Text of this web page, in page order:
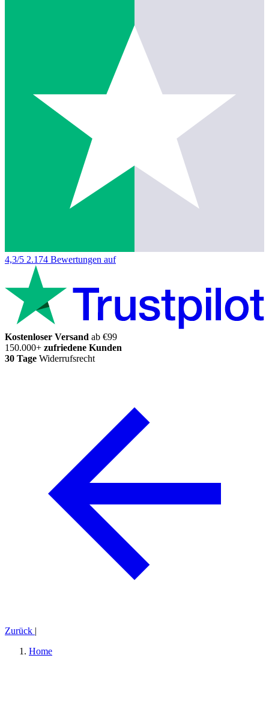
4,3/5 2.174 Bewertungen auf
Kostenloser Versand ab €99
150.000+ zufriedene Kunden
30 Tage Widerrufsrecht
Zurück |
Home